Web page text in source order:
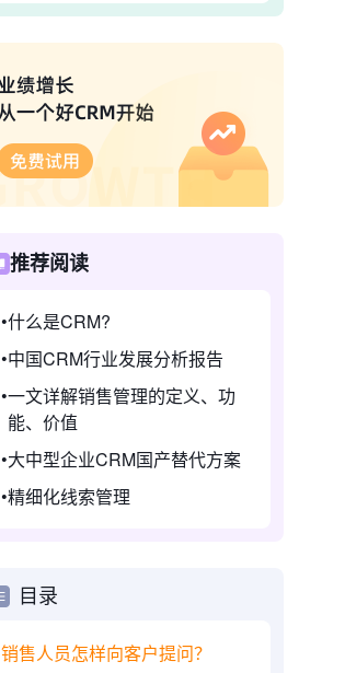
推荐阅读
什么是CRM?
中国CRM行业发展分析报告
一文详解销售管理的定义、功
能、价值
大中型企业CRM国产替代方案
精细化线索管理
目录
销售人员怎样向客户提问？